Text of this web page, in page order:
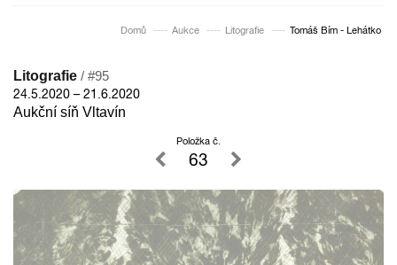
Domů Aukce Litografie Tomáš Bím - Lehátko
Litografie / #95
24.5.2020 – 21.6.2020
Aukční síň Vltavín
Položka č.
63